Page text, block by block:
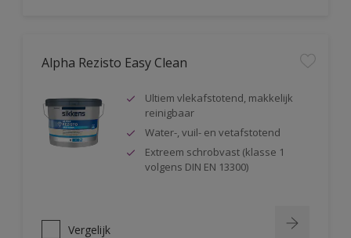
Alpha Rezisto Easy Clean
Ultiem vlekafstotend, makkelijk
reinigbaar
Water-, vuil- en vetafstotend
Extreem schrobvast (klasse 1
volgens DIN EN 13300)
Vergelijk